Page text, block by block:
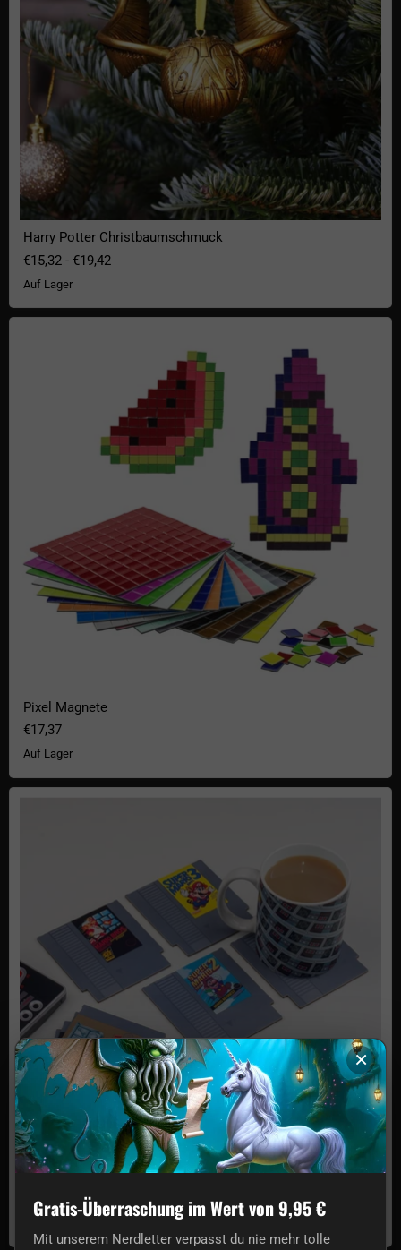
Harry Potter Christbaumschmuck
€15,32 - €19,42
Auf Lager
Pixel Magnete
€17,37
Auf Lager
Nintendo NES Cartridge Untersetzer
€8,15
×
Gratis-Überraschung im Wert von 9,95 €
Mit unserem Nerdletter verpasst du nie mehr tolle